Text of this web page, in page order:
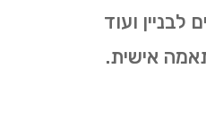
לבניין ועוד
אישית.